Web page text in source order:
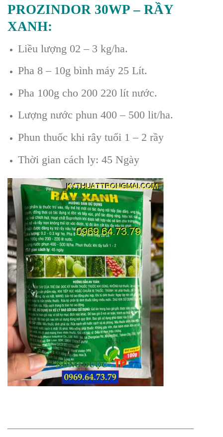
PROZINDOR 30WP – RẦY
XANH:
Liều lượng 02 – 3 kg/ha.
Pha 8 – 10g bình máy 25 Lít.
Pha 100g cho 200 220 lít nước.
Lượng nước phun 400 – 500 lit/ha.
Phun thuốc khi rây tuổi 1 – 2 rầy
Thời gian cách ly: 45 Ngày
—————————————————